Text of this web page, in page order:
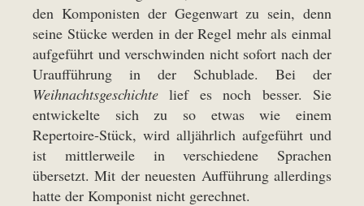
den Komponisten der Gegenwart zu sein, denn
seine Stücke werden in der Regel mehr als einmal
aufgeführt und verschwinden nicht sofort nach der
Uraufführung in der Schublade. Bei der
Weihnachtsgeschichte lief es noch besser. Sie
entwickelte sich zu so etwas wie einem
Repertoire-Stück, wird alljährlich aufgeführt und
ist mittlerweile in verschiedene Sprachen
übersetzt. Mit der neuesten Aufführung allerdings
hatte der Komponist nicht gerechnet.